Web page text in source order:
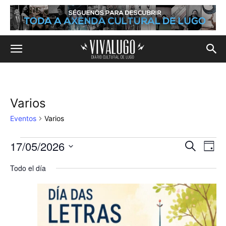
Varios
Eventos Varios
Eventos
en
de
y
Buscar
de
Día
17/05/2026
la
Todo el día